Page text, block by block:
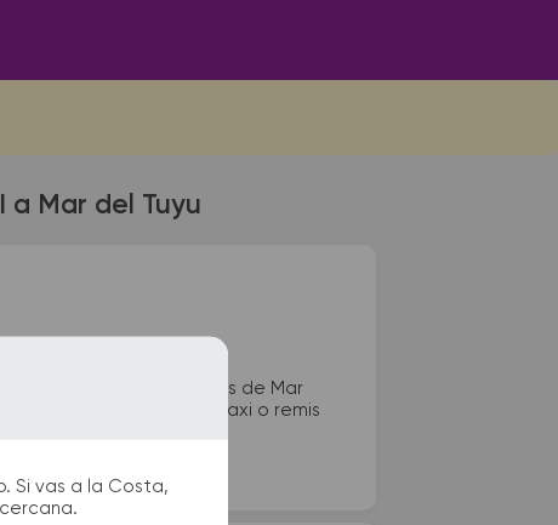
Si vas a la Costa,
a Mar del Tuyu
La terminal de colectivos de Mar
sanitarios, paradas de taxi o remis